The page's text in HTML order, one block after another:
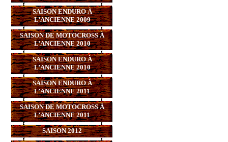
SAISON ENDURO À
L’ANCIENNE 2009
SAISON DE MOTOCROSS À
L’ANCIENNE 2010
SAISON ENDURO À
L’ANCIENNE 2010
SAISON ENDURO À
L’ANCIENNE 2011
SAISON DE MOTOCROSS À
L’ANCIENNE 2011
SAISON 2012